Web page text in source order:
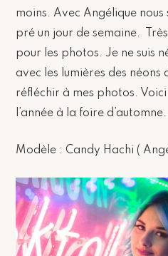
moins. Avec Angélique
pré un jour de semaine.
pour les photos. Je ne suis
avec les lumières des néons
réfléchir à mes photos.
l’année à la foire d’automne.
Modèle : Candy Hachi (